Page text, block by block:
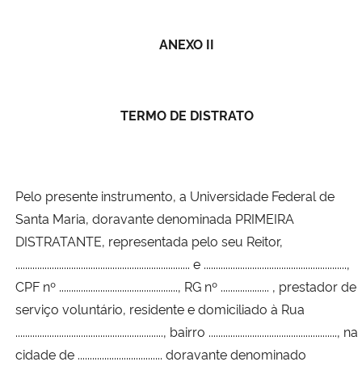
ANEXO II
TERMO DE DISTRATO
Pelo presente instrumento, a Universidade Federal de
Santa Maria, doravante denominada PRIMEIRA
DISTRATANTE, representada pelo seu Reitor,
........................................................................ e ...........................................................,
CPF nº ................................................., RG nº .................... , prestador de
serviço voluntário, residente e domiciliado à Rua
............................................................., bairro ....................................................., na
cidade de ................................... doravante denominado